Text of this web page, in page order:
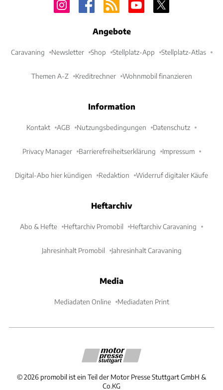
Angebote
Caravaning Newsletter Shop Stellplatz-App Stellplatz-Atlas
Themen A-Z Kreditrechner Wohnmobil finanzieren
Information
Kontakt AGB Nutzungsbedingungen Datenschutz
Privacy Manager Barrierefreiheitserklärung Impressum
Digital-Abo hier kündigen Redaktion Widerruf digitaler Käufe
Heftarchiv
Abo & Hefte Heftarchiv Promobil Heftarchiv Caravaning
Jahresinhalt Promobil Jahresinhalt Caravaning
Media
Mediadaten Online Mediadaten Print
©2026 promobil ist ein Teil der Motor Presse Stuttgart GmbH &
Co.KG